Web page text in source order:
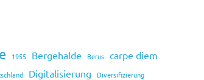
1955 Bergehalde Berus carpe diem
Digitalisierung
Diversifizierung